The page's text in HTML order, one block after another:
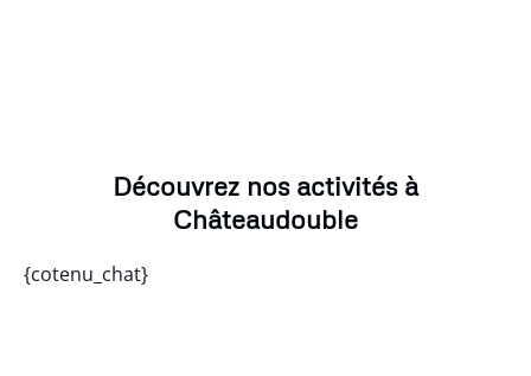
Découvrez nos activités à
Châteaudouble
{cotenu_chat}